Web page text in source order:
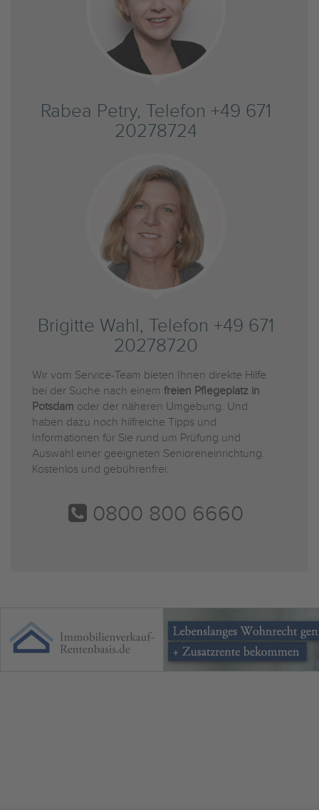
Rabea Petry, Telefon +49 671
20278724
Brigitte Wahl, Telefon +49 671
20278720
Wir vom Service-Team bieten Ihnen direkte Hilfe
bei der Suche nach einem freien Pflegeplatz in
Potsdam oder der näheren Umgebung. Und
haben dazu noch hilfreiche Tipps und
Informationen für Sie rund um Prüfung und
Auswahl einer geeigneten Senioreneinrichtung.
Kostenlos und gebührenfrei.
0800 800 6660